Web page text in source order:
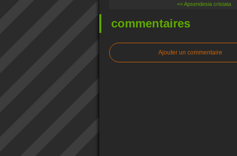
<< Apsendesia cristata
commentaires
Ajouter un commentaire